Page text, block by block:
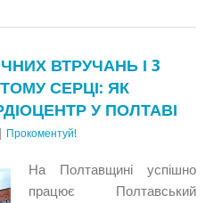
ВТРУЧАНЬ І 3
СЕРЦІ: ЯК
У ПОЛТАВІ
Прокоментуй!
На Полтавщині успішно
працює Полтавський